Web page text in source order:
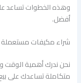
وهذه الخطوات تساعد
أفضل.
شراء مكيفات مستعملة
نحن ندرك أهمية الوقت
متكاملة تساعدك على